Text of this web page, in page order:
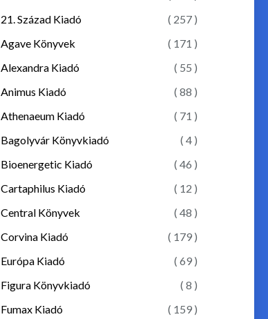
21. Század Kiadó
( 257 )
Agave Könyvek
( 171 )
Alexandra Kiadó
( 55 )
Animus Kiadó
( 88 )
Athenaeum Kiadó
( 71 )
Bagolyvár Könyvkiadó
( 4 )
Bioenergetic Kiadó
( 46 )
Cartaphilus Kiadó
( 12 )
Central Könyvek
( 48 )
Corvina Kiadó
( 179 )
Európa Kiadó
( 69 )
Figura Könyvkiadó
( 8 )
Fumax Kiadó
( 159 )